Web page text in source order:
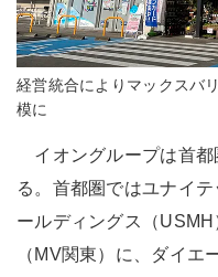
経営統合によりマックスバ
模に
イオングループは首都
る。首都圏ではユナイ
ールディングス（
（MV関東）に、ダイエ